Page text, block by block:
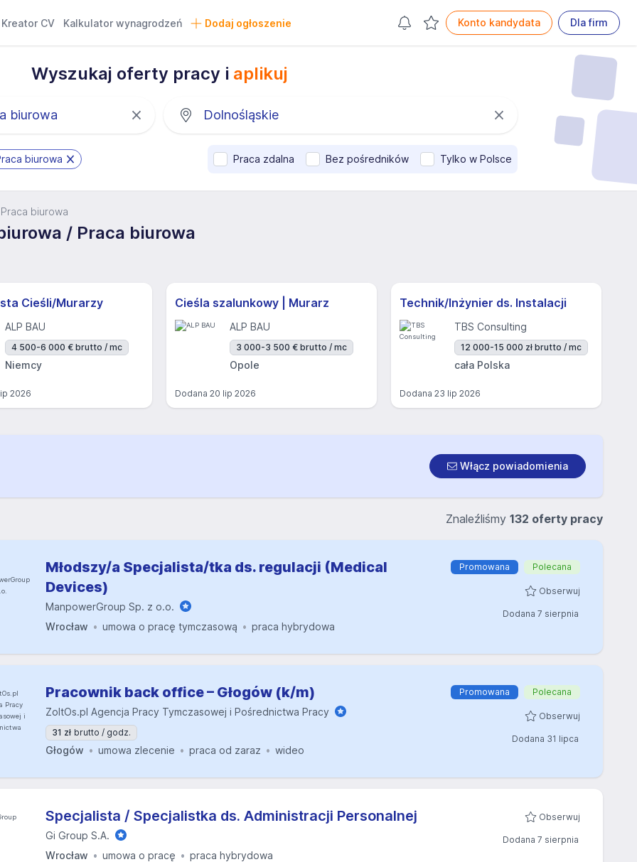
Kreator CV Kalkulator wynagrodzeń Dodaj ogłoszenie Konto kandydata Dla firm
Wyszukaj oferty pracy i aplikuj
biurowa Praca zdalna Bez pośredników Tylko w Polsce
biurowa
/ Praca biurowa
Cieśli/Murarzy
ALP BAU
4 500-6 000 € brutto / mc
Niemcy
2026
Cieśla szalunkowy | Murarz
ALP BAU
3 000-3 500 € brutto / mc
Opole
Dodana 20 lip 2026
Technik/Inżynier ds. Instalacji
TBS Consulting
12 000-15 000 zł brutto / mc
cała Polska
Dodana 23 lip 2026
Włącz powiadomienia
Znaleźliśmy 132 oferty pracy
Młodszy/a Specjalista/tka ds. regulacji (Medical
Devices)
ManpowerGroup Sp. z o.o.
Wrocław
umowa o pracę tymczasową praca hybrydowa
Promowana Polecana
Obserwuj
Dodana 7 sierpnia
Pracownik back office – Głogów (k/m)
ZoltOs.pl Agencja Pracy Tymczasowej i Pośrednictwa Pracy
31 zł brutto / godz.
Głogów umowa zlecenie praca od zaraz wideo
Promowana Polecana
Obserwuj
Dodana 31 lipca
Specjalista / Specjalistka ds. Administracji Personalnej
Gi Group S.A.
Wrocław
umowa o pracę praca hybrydowa
Obserwuj
Dodana 7 sierpnia